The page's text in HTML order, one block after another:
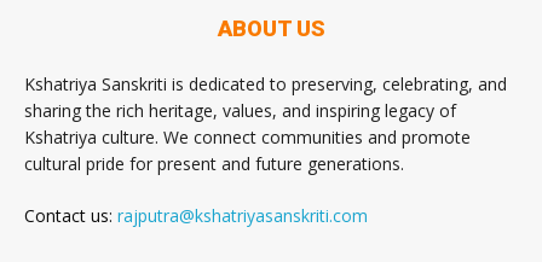
ABOUT US
Kshatriya Sanskriti is dedicated to preserving, celebrating, and
sharing the rich heritage, values, and inspiring legacy of
Kshatriya culture. We connect communities and promote
cultural pride for present and future generations.
Contact us: rajputra@kshatriyasanskriti.com